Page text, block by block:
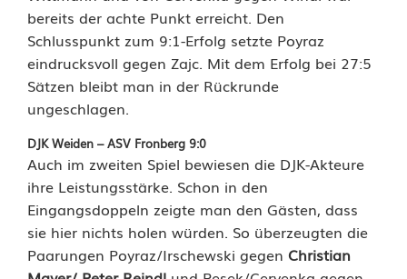
e
n
d
e
r
D
J
K
bereits der achte Punkt erreicht. Den
Schlusspunkt zum 9:1-Erfolg setzte Poyraz
eindrucksvoll gegen Zajc. Mit dem Erfolg bei 27:5
Sätzen bleibt man in der Rückrunde
ungeschlagen.
DJK Weiden – ASV Fronberg 9:0
Auch im zweiten Spiel bewiesen die DJK-Akteure
ihre Leistungsstärke. Schon in den
Eingangsdoppeln zeigte man den Gästen, dass
sie hier nichts holen würden. So überzeugten die
Paarungen Poyraz/Irschewski gegen Christian